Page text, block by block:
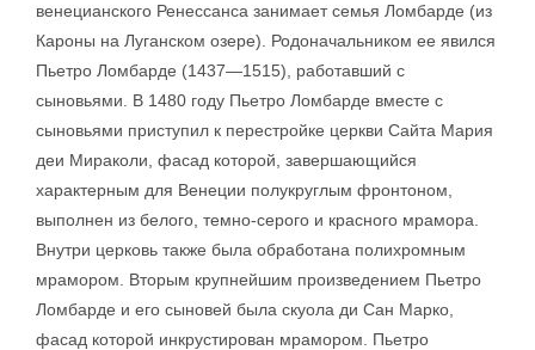
венецианского Ренессанса занимает семья Ломбарде (из
Кароны на Луганском озере). Родоначальником ее явился
Пьетро Ломбарде (1437—1515), работавший с
сыновьями. В 1480 году Пьетро Ломбарде вместе с
сыновьями приступил к перестройке церкви Сайта Мария
деи Мираколи, фасад которой, завершающийся
характерным для Венеции полукруглым фронтоном,
выполнен из белого, темно-серого и красного мрамора.
Внутри церковь также была обработана полихромным
мрамором. Вторым крупнейшим произведением Пьетро
Ломбарде и его сыновей была скуола ди Сан Марко,
фасад которой инкрустирован мрамором. Пьетро